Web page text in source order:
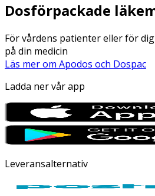
Dosförpackade
För vårdens patienter eller för
på din medicin
Läs mer om Apodos och Dospac
Ladda ner vår app
Leveransalternativ